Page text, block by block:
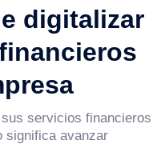
digitalizar
servicios financieros
significa avanzar